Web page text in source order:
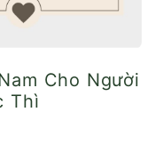
Cho Người
Thì